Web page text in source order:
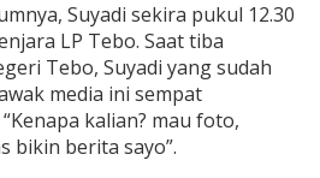
Suyadi sekira pukul 12.30
LP Tebo. Saat tiba
Tebo, Suyadi yang sudah
media ini sempat
kalian? mau foto,
bikin berita sayo”.